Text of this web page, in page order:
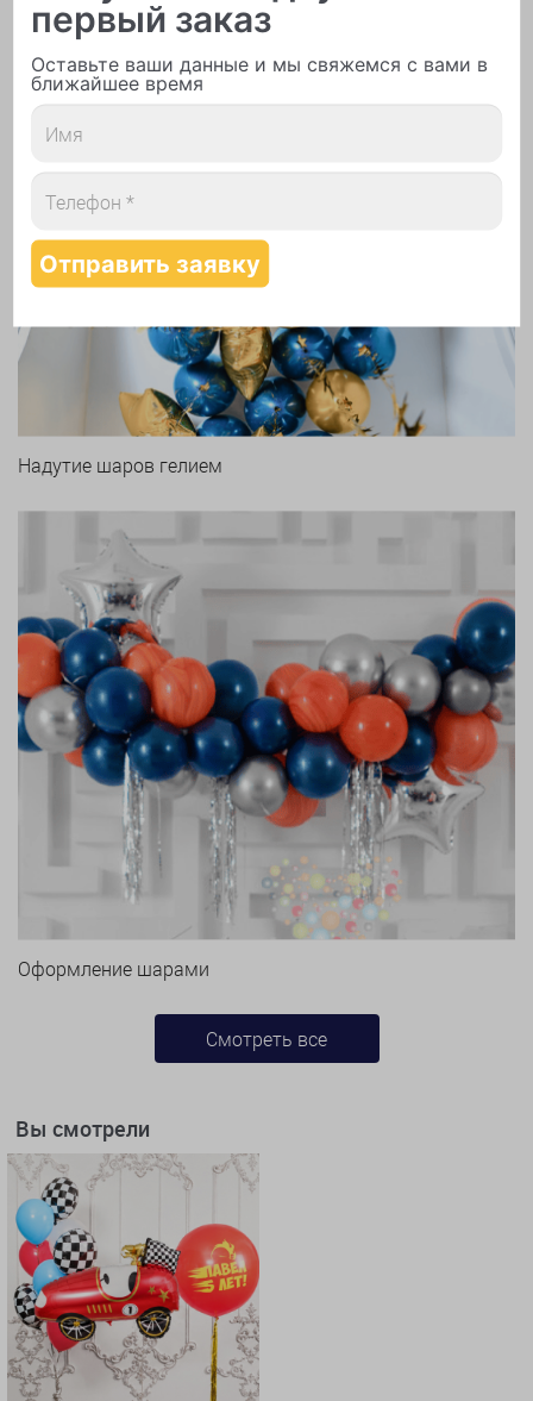
Печать логотипа
Арки и гирлянды из шаров
Надутие шаров гелием
Оформление шарами
Смотреть все
Вы смотрели
первый заказ
Оставьте ваши данные и мы свяжемся с вами в
ближайшее время